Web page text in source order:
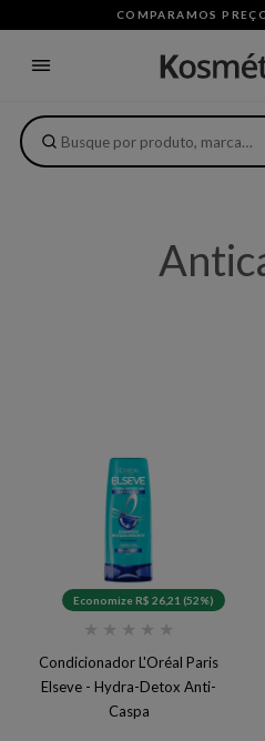
COMPARAMOS
Economize R$ 26,21 (52%)
★ ★ ★ ★ ★
Condicionador L'Oréal Paris
Elseve - Hydra-Detox Anti-
Caspa